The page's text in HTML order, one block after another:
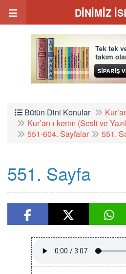
DİNİMİZ
Bütün Dini Konular
Kur’an-ı kerim (Sesli ve
551-604. Sayfalar
551.
551. Sayfa